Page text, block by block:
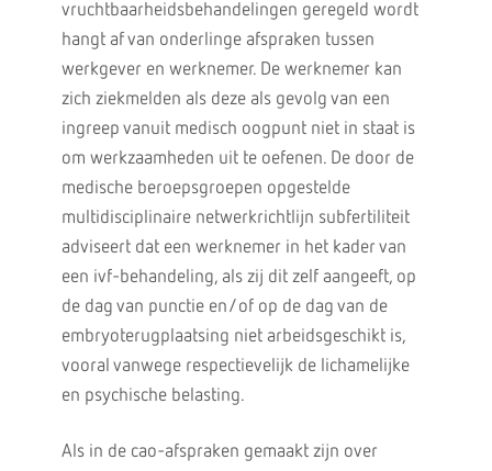
vruchtbaarheidsbehandelingen geregeld wordt
hangt af van onderlinge afspraken tussen
werkgever en werknemer. De werknemer kan
zich ziekmelden als deze als gevolg van een
ingreep vanuit medisch oogpunt niet in staat is
om werkzaamheden uit te oefenen. De door de
medische beroepsgroepen opgestelde
multidisciplinaire netwerkrichtlijn subfertiliteit
adviseert dat een werknemer in het kader van
een ivf-behandeling, als zij dit zelf aangeeft, op
de dag van punctie en/of op de dag van de
embryoterugplaatsing niet arbeidsgeschikt is,
vooral vanwege respectievelijk de lichamelijke
en psychische belasting.
Als in de cao-afspraken gemaakt zijn over